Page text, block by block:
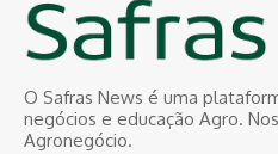
O Safras News é uma
negócios e educação Agro.
Agronegócio.